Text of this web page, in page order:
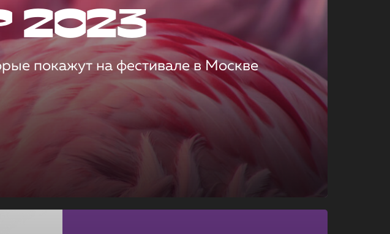
2023
покажут на фестивале в Москве